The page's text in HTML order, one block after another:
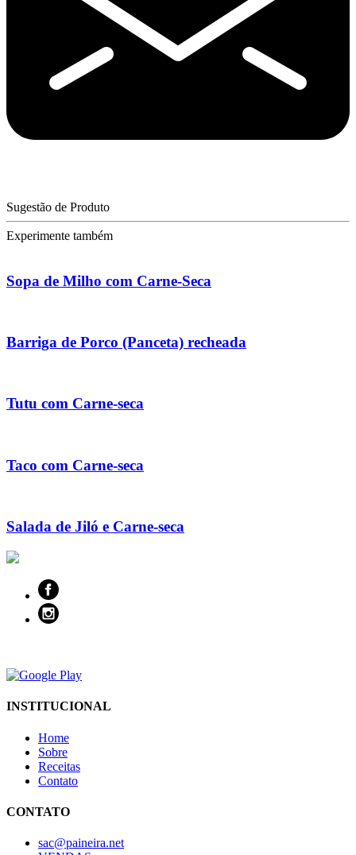
Sugestão de Produto
Experimente também
Sopa de Milho com Carne-Seca
Barriga de Porco (Panceta) recheada
Tutu com Carne-seca
Taco com Carne-seca
Salada de Jiló e Carne-seca
INSTITUCIONAL
Home
Sobre
Receitas
Contato
CONTATO
sac@paineira.net